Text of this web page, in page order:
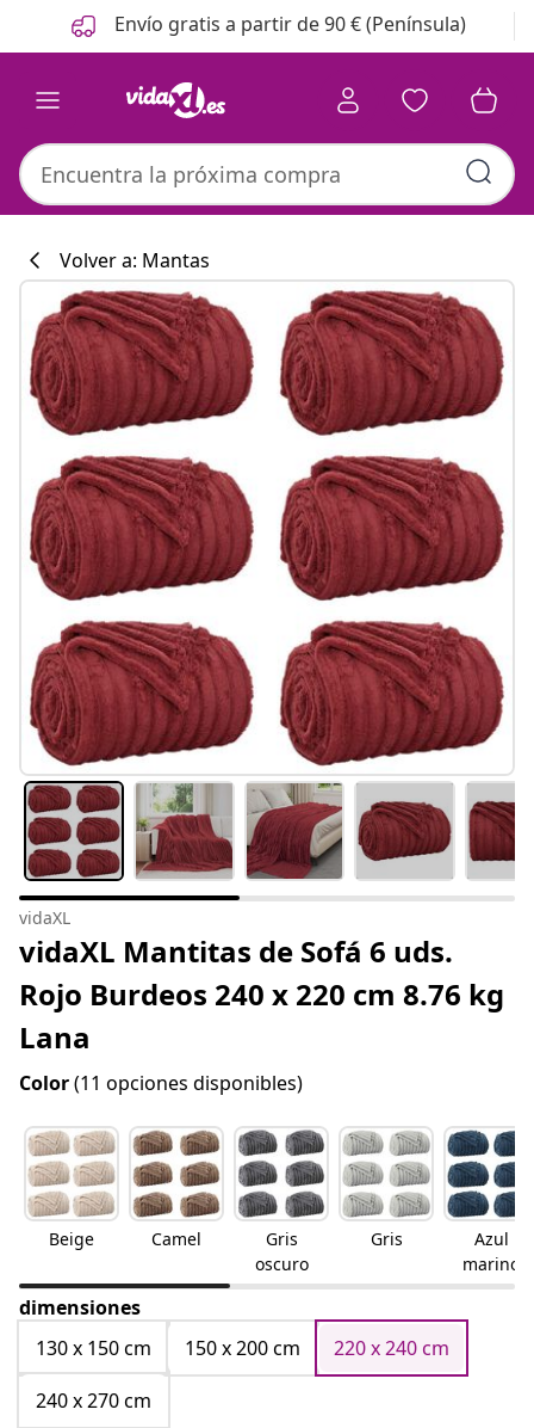
Anterior
Siguiente Envío gratis a partir de 90 € (Península)
#sharemevidaxl
Colección de
Volver a: Mantas
vidaXL
vidaXL Mantitas de Sofá 6 uds.
Rojo Burdeos 240 x 220 cm 8.76 kg
Lana
Color(11 opciones disponibles)
Beige Camel
Gris
oscuro
Gris
Azul
marino
dimensiones
130 x 150 cm
150 x 200 cm
220 x 240 cm
240 x 270 cm